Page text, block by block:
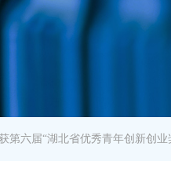
第六届“湖北省优秀青年创新创业